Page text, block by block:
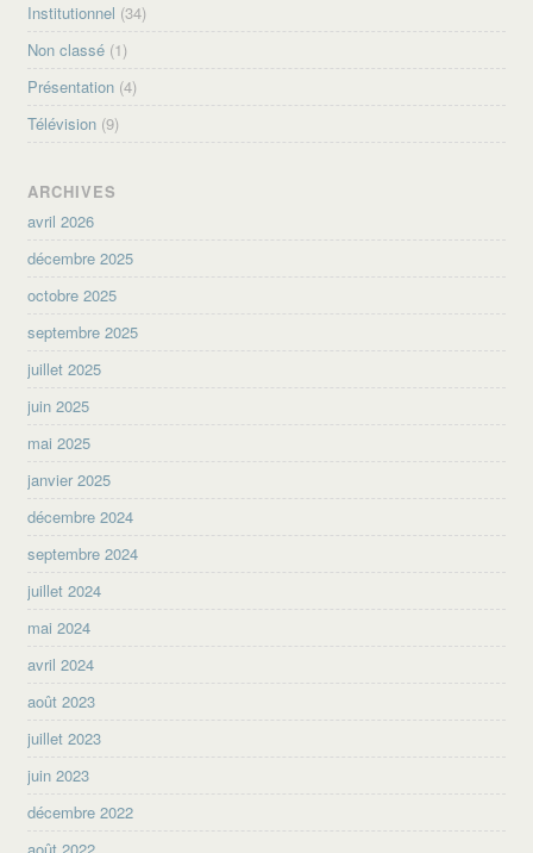
Institutionnel (34)
Non classé (1)
Présentation (4)
Télévision (9)
ARCHIVES
avril 2026
décembre 2025
octobre 2025
septembre 2025
juillet 2025
juin 2025
mai 2025
janvier 2025
décembre 2024
septembre 2024
juillet 2024
mai 2024
avril 2024
août 2023
juillet 2023
juin 2023
décembre 2022